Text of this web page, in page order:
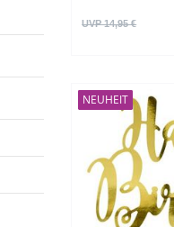
UVP 14,95 €
NEUHEIT